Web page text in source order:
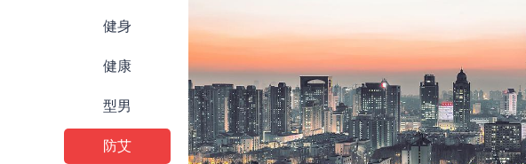
健身
健康
型男
防艾